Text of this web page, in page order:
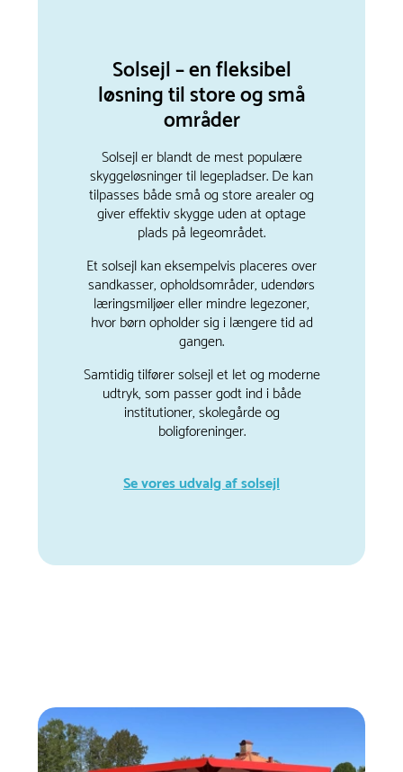
Solsejl – en fleksibel
løsning til store og små
områder
Solsejl er blandt de mest populære
skyggeløsninger til legepladser. De kan
tilpasses både små og store arealer og
giver effektiv skygge uden at optage
plads på legeområdet.
Et solsejl kan eksempelvis placeres over
sandkasser, opholdsområder, udendørs
læringsmiljøer eller mindre legezoner,
hvor børn opholder sig i længere tid ad
gangen.
Samtidig tilfører solsejl et let og moderne
udtryk, som passer godt ind i både
institutioner, skolegårde og
boligforeninger.
Se vores udvalg af solsejl